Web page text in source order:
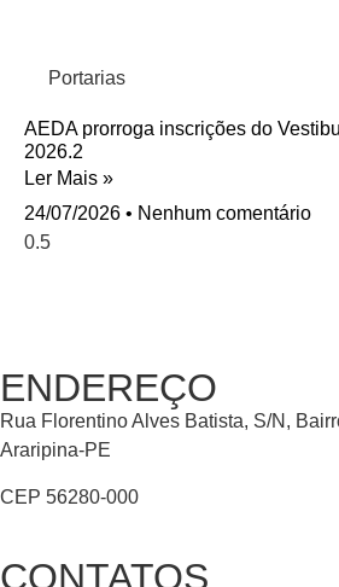
Portarias
AEDA prorroga inscrições do
2026.2
Ler Mais »
24/07/2026
Nenhum comentário
ENDEREÇO
Rua Florentino Alves Batista, S/N,
Araripina-PE
CEP 56280-000
CONTATOS